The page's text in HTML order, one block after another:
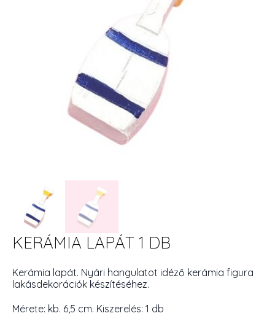
KERÁMIA LAPÁT 1 DB
Kerámia lapát. Nyári hangulatot idéző kerámia figura
lakásdekorációk készítéséhez.
Mérete: kb. 6,5 cm. Kiszerelés: 1 db